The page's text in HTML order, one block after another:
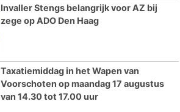
Invaller Stengs belangrijk voor AZ bij
zege op ADO Den Haag
Taxatiemiddag in het Wapen van
Voorschoten op maandag 17 augustus
van 14.30 tot 17.00 uur